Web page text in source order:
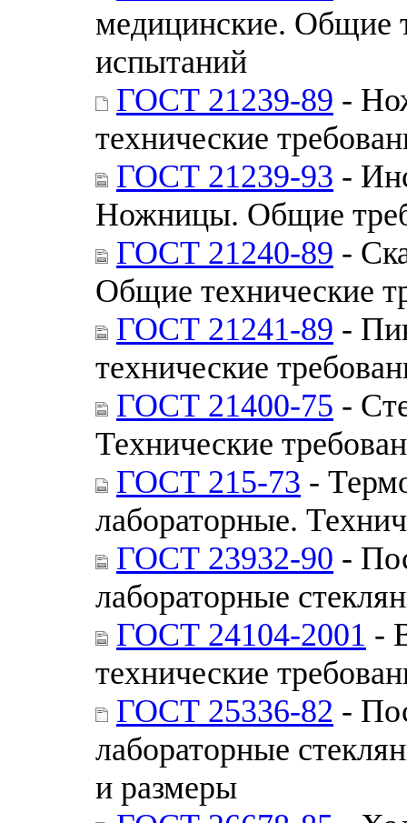
медицинские. Общие
испытаний
ГОСТ 21239-89 -
технические
ГОСТ 21239-93 -
Ножницы. Общие
ГОСТ 21240-89 -
Общие технические
ГОСТ 21241-89 -
технические
ГОСТ 21400-75 -
Технические
ГОСТ 215-73 -
лабораторные.
ГОСТ 23932-90 -
лабораторные
ГОСТ 24104-2001 -
технические
ГОСТ 25336-82 -
лабораторные
и размеры